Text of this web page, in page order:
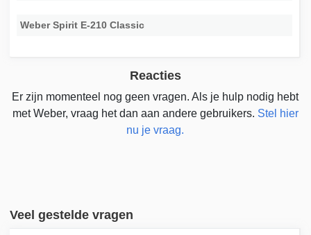
Weber Spirit E-210 Classic
Reacties
Er zijn momenteel nog geen vragen. Als je hulp nodig hebt
met Weber, vraag het dan aan andere gebruikers. Stel hier
nu je vraag.
Veel gestelde vragen